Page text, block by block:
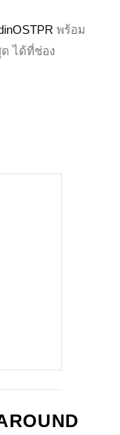
พร้อม
ได้ที่ช่อง